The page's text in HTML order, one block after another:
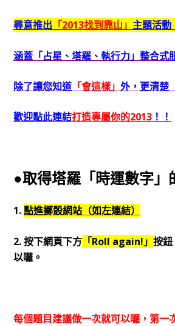
尋意推出 「2013找到靠山」 主題活動
涵蓋「占星、塔羅、執行力」整合式
除了讓您知道「會這樣」 外，更清楚
歡迎點此連結打造專屬你的2013！！
●取得塔羅「時運數字」
1.點進擲骰網站（如左連結）
2. 按下網頁下方「Roll again!」 按
以囉。
每個題目建議做一次就可以囉，第一